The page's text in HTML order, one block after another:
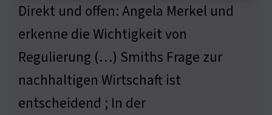
Direkt und offen: Angela Merkel und
erkenne die Wichtigkeit von
Regulierung (…) Smiths Frage zur
nachhaltigen Wirtschaft ist
entscheidend ; In der